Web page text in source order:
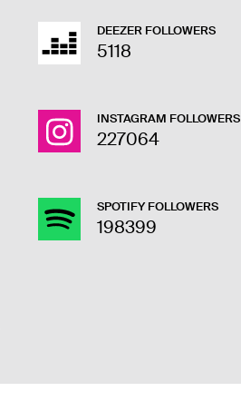
DEEZER FOLLOWERS
5118
INSTAGRAM FOLLOWERS
227064
SPOTIFY FOLLOWERS
198399